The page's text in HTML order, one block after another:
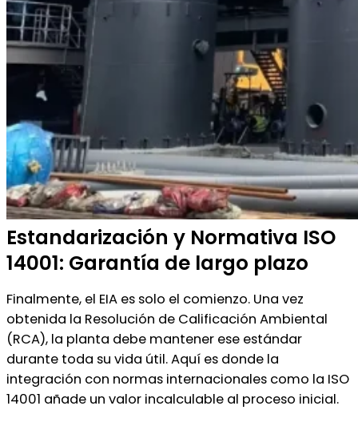
Estandarización y Normativa ISO
14001: Garantía de largo plazo
Finalmente, el EIA es solo el comienzo. Una vez
obtenida la Resolución de Calificación Ambiental
(RCA), la planta debe mantener ese estándar
durante toda su vida útil. Aquí es donde la
integración con normas internacionales como la ISO
14001 añade un valor incalculable al proceso inicial.